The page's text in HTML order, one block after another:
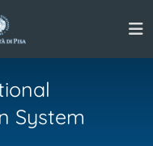
System